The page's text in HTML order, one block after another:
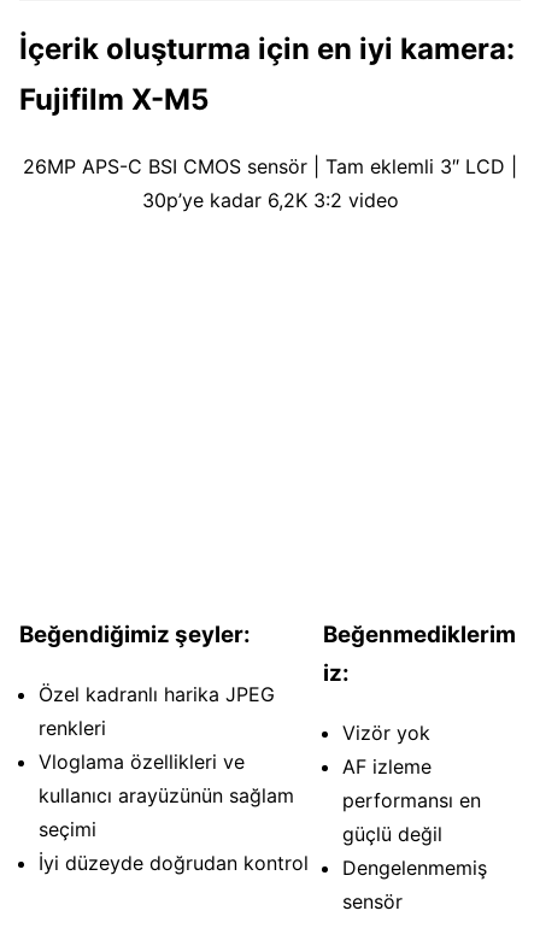
İçerik oluşturma için en iyi kamera:
Fujifilm X-M5
26MP APS-C BSI CMOS sensör | Tam eklemli 3″ LCD |
30p’ye kadar 6,2K 3:2 video
Beğendiğimiz şeyler:
Özel kadranlı harika JPEG
renkleri
Vloglama özellikleri ve
kullanıcı arayüzünün sağlam
seçimi
İyi düzeyde doğrudan kontrol
Beğenmediklerim
iz:
Vizör yok
AF izleme
performansı en
güçlü değil
Dengelenmemiş
sensör